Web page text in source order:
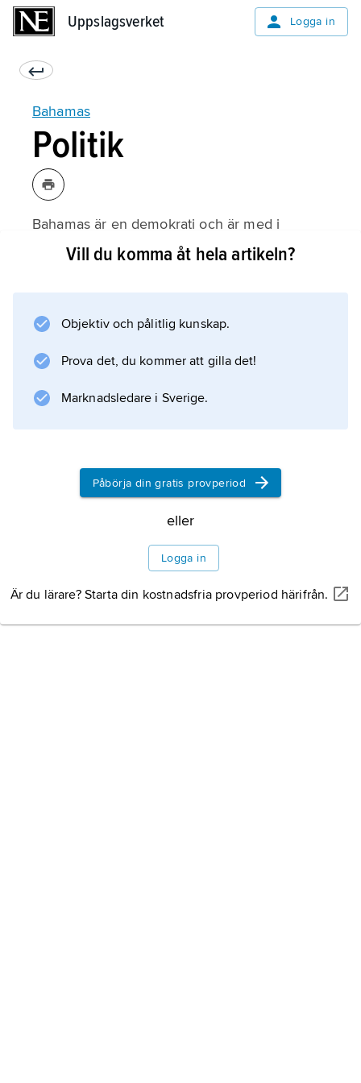
Uppslagsverket Logga in
Bahamas
Politik
Bahamas är en demokrati och är med i
Samväldet
regeringen styr landet, och parlamentet
beslutar om lagar med mera.
från det parti som har flest platser i
Information om artikeln
Vill du komma åt hela artikeln?
Objektiv och pålitlig kunskap.
Prova det, du kommer att gilla det!
Marknadsledare i Sverige.
Påbörja din gratis provperiod
eller
Logga in
Är du lärare? Starta din kostnadsfria provperiod härifrån.